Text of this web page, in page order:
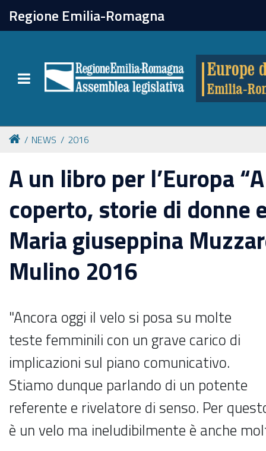
Regione Emilia-Romagna
Toggle navigation
chiudi
Attività
Formazione
Eventi
Tutte le notizie
Newsletter
NEWS 2016
A un libro per l’Europa
coperto, storie di donne
Maria giuseppina
Mulino 2016
"Ancora oggi il velo si posa su molte
teste femminili con un grave carico di
implicazioni sul piano comunicativo.
Stiamo dunque parlando di un potente
referente e rivelatore di senso. Per
è un velo ma ineludibilmente è anche